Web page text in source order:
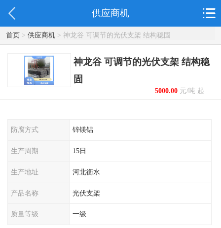
供应商机
首页> 供应商机> 神龙谷 可调节的光伏支架 结构稳固
神龙谷 可调节的光伏支架 结构稳
固
5000.00元/吨 起
防腐方式 锌镁铝
生产周期 15日
生产地址 河北衡水
产品名称 光伏支架
质量等级 一级